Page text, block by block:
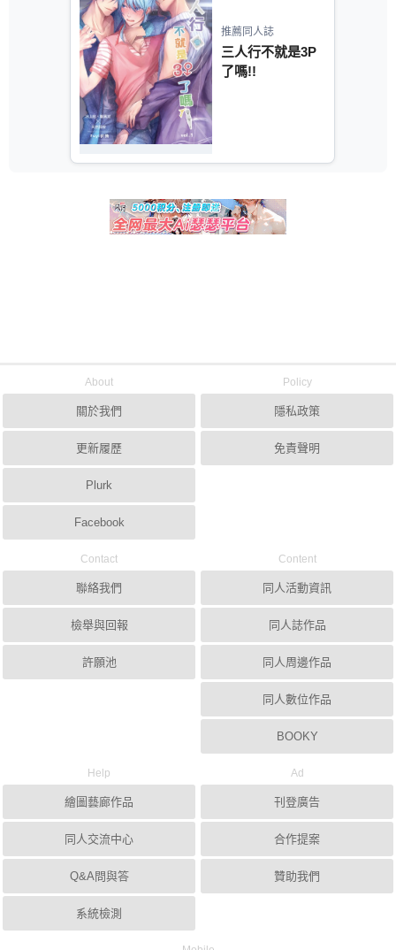
推薦同人誌
三人行不就是3P
了嗎!!
About
關於我們
更新履歷
Plurk
Facebook
Policy
隱私政策
免責聲明
Contact
聯絡我們
檢舉與回報
許願池
Content
同人活動資訊
同人誌作品
同人周邊作品
同人數位作品
BOOKY
Help
繪圖藝廊作品
同人交流中心
Q&A問與答
系統檢測
Ad
刊登廣告
合作提案
贊助我們